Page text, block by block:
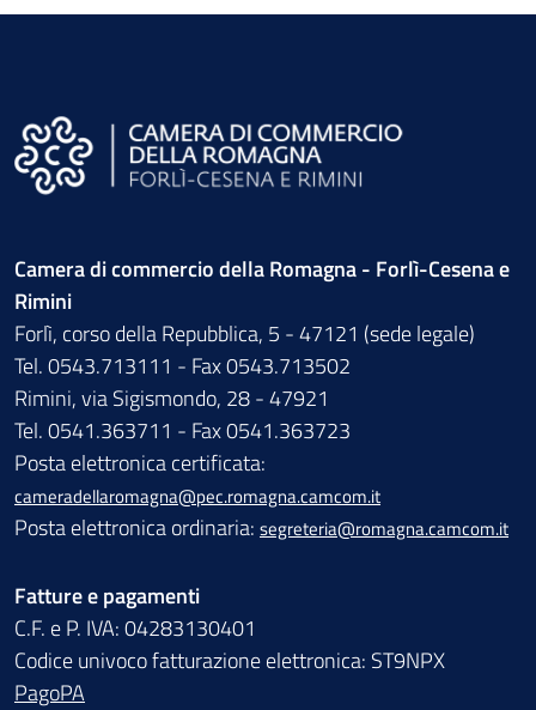
Camera di commercio della Romagna - Forlì-Cesena e
Rimini
Forlì, corso della Repubblica, 5 - 47121 (sede legale)
Tel. 0543.713111 - Fax 0543.713502
Rimini, via Sigismondo, 28 - 47921
Tel. 0541.363711 - Fax 0541.363723
Posta elettronica certificata:
cameradellaromagna@pec.romagna.camcom.it
Posta elettronica ordinaria: segreteria@romagna.camcom.it
Fatture e pagamenti
C.F. e P. IVA: 04283130401
Codice univoco fatturazione elettronica: ST9NPX
PagoPA